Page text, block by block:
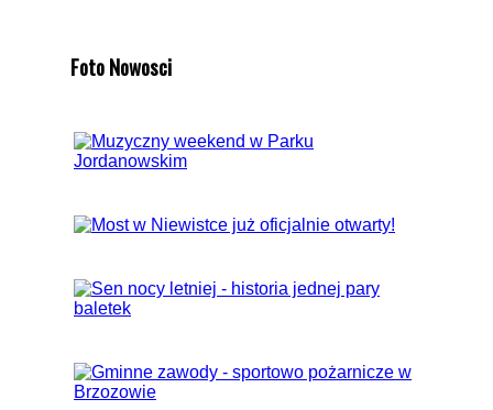
Foto Nowosci